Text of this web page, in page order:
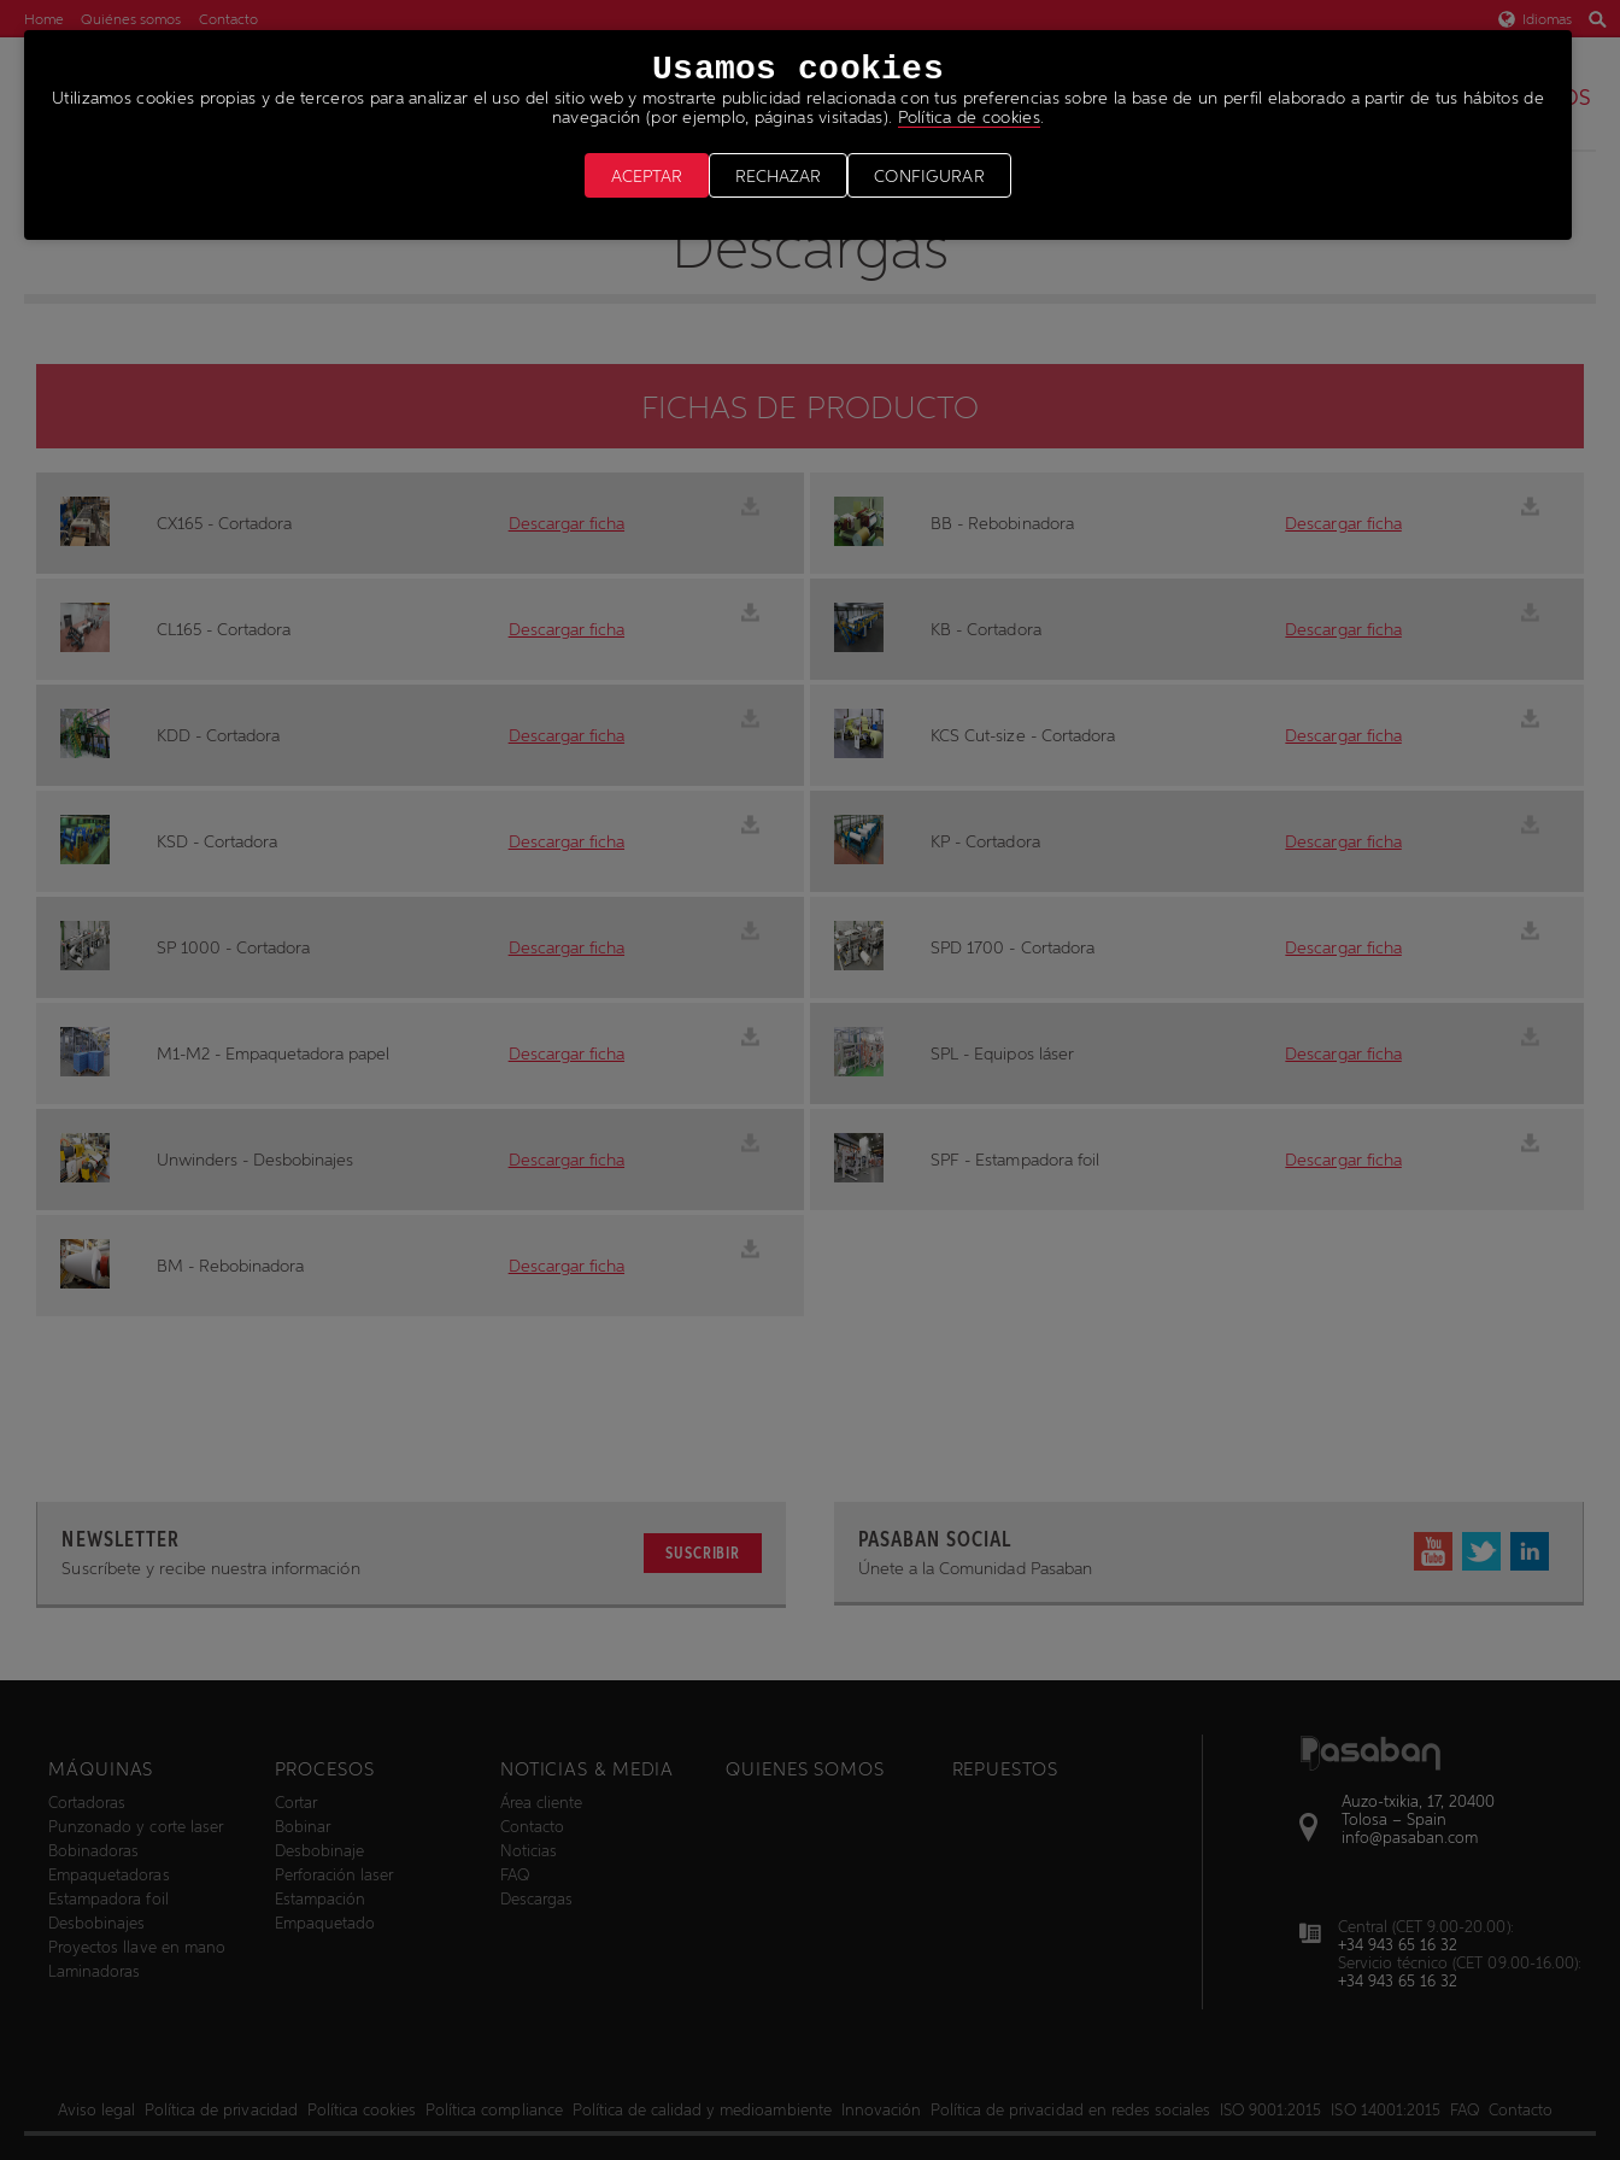
Home Quiénes somos Contacto Idiomas
MÁQUINAS SERVICIOS NOTICIAS & MEDIA ÚNETE A NUESTRO EQUIPO REPUESTOS
Descargas
FICHAS DE PRODUCTO
CX165 - Cortadora Descargar ficha BB - Rebobinadora Descargar ficha
CL165 - Cortadora Descargar ficha KB - Cortadora Descargar ficha
KDD - Cortadora Descargar ficha KCS Cut-size - Cortadora Descargar ficha
KSD - Cortadora Descargar ficha KP - Cortadora Descargar ficha
SP 1000 - Cortadora Descargar ficha SPD 1700 - Cortadora Descargar ficha
M1-M2 - Empaquetadora papel Descargar ficha SPL - Equipos láser Descargar ficha
Unwinders - Desbobinajes Descargar ficha SPF - Estampadora foil Descargar ficha
BM - Rebobinadora Descargar ficha
NEWSLETTER
Suscríbete y recibe nuestra información
SUSCRIBIR
PASABAN SOCIAL
Únete a la Comunidad Pasaban
MÁQUINAS
Cortadoras
Punzonado y corte laser
Bobinadoras
Empaquetadoras
Estampadora foil
Desbobinajes
Proyectos llave en mano
Laminadoras
PROCESOS
Cortar
Bobinar
Desbobinaje
Perforación laser
Estampación
Empaquetado
NOTICIAS & MEDIA
Área cliente
Contacto
Noticias
FAQ
Descargas
QUIENES SOMOS REPUESTOS
Auzo-txikia, 17, 20400
Tolosa – Spain
info@pasaban.com
Central (CET 9.00-20.00):
+34 943 65 16 32
Servicio técnico (CET 09.00-16.00):
+34 943 65 16 32
Aviso legal Política de privacidad Política cookies Política compliance Política de calidad y medioambiente Innovación Política de privacidad en redes sociales ISO 9001:2015 ISO 14001:2015 FAQ Contacto
Usamos cookies
Utilizamos cookies propias y de terceros para analizar el uso del sitio web y mostrarte publicidad relacionada con tus preferencias sobre la base de un perfil elaborado a partir de tus hábitos de
navegación (por ejemplo, páginas visitadas). Política de cookies.
CONFIGURAR
RECHAZAR
ACEPTAR